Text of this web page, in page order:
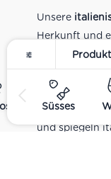
Süsses
Unsere
Herkunft und
Pesto bis zu
sind Teil
und spiegeln